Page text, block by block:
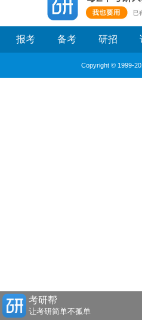
报考 备考 研招
Copyright © 1999-
考研帮
让考研简单不孤单